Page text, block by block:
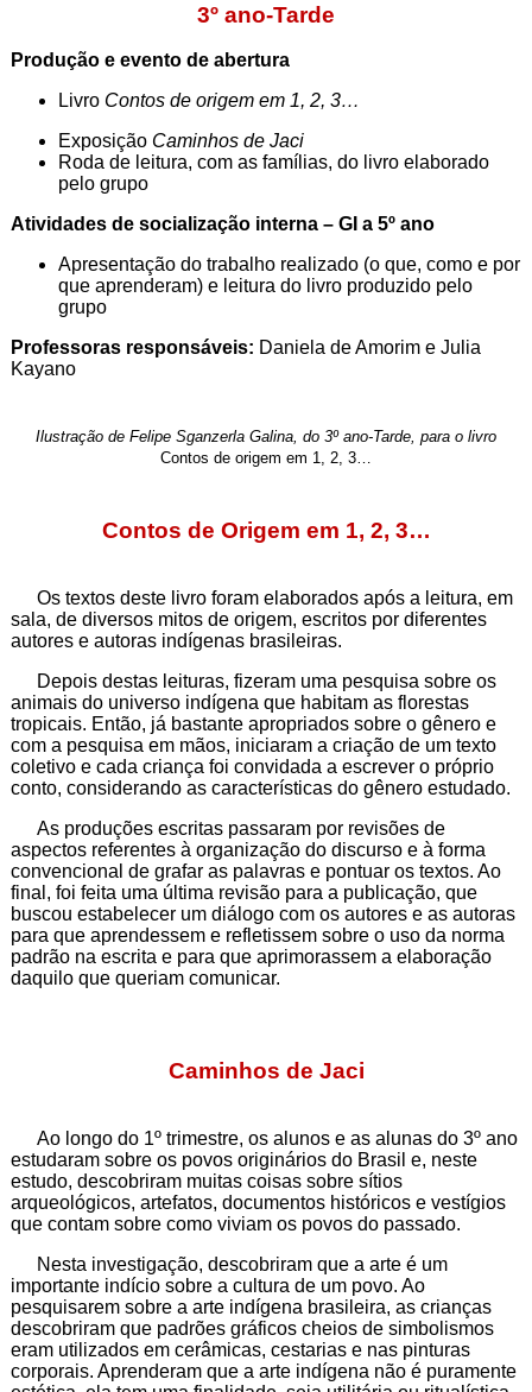
3º ano-Tarde
Produção e evento de abertura
Livro Contos de origem em 1, 2, 3…
Exposição Caminhos de Jaci
Roda de leitura, com as famílias, do livro elaborado
pelo grupo
Atividades de socialização interna – GI a 5º ano
Apresentação do trabalho realizado (o que, como e por
que aprenderam) e leitura do livro produzido pelo
grupo
Professoras responsáveis: Daniela de Amorim e Julia
Kayano
Ilustração de Felipe Sganzerla Galina, do 3º ano-Tarde, para o livro
Contos de origem em 1, 2, 3…
Contos de Origem em 1, 2, 3…
Os textos deste livro foram elaborados após a leitura, em
sala, de diversos mitos de origem, escritos por diferentes
autores e autoras indígenas brasileiras.
Depois destas leituras, fizeram uma pesquisa sobre os
animais do universo indígena que habitam as florestas
tropicais. Então, já bastante apropriados sobre o gênero e
com a pesquisa em mãos, iniciaram a criação de um texto
coletivo e cada criança foi convidada a escrever o próprio
conto, considerando as características do gênero estudado.
As produções escritas passaram por revisões de
aspectos referentes à organização do discurso e à forma
convencional de grafar as palavras e pontuar os textos. Ao
final, foi feita uma última revisão para a publicação, que
buscou estabelecer um diálogo com os autores e as autoras
para que aprendessem e refletissem sobre o uso da norma
padrão na escrita e para que aprimorassem a elaboração
daquilo que queriam comunicar.
Caminhos de Jaci
Ao longo do 1º trimestre, os alunos e as alunas do 3º ano
estudaram sobre os povos originários do Brasil e, neste
estudo, descobriram muitas coisas sobre sítios
arqueológicos, artefatos, documentos históricos e vestígios
que contam sobre como viviam os povos do passado.
Nesta investigação, descobriram que a arte é um
importante indício sobre a cultura de um povo. Ao
pesquisarem sobre a arte indígena brasileira, as crianças
descobriram que padrões gráficos cheios de simbolismos
eram utilizados em cerâmicas, cestarias e nas pinturas
corporais. Aprenderam que a arte indígena não é puramente